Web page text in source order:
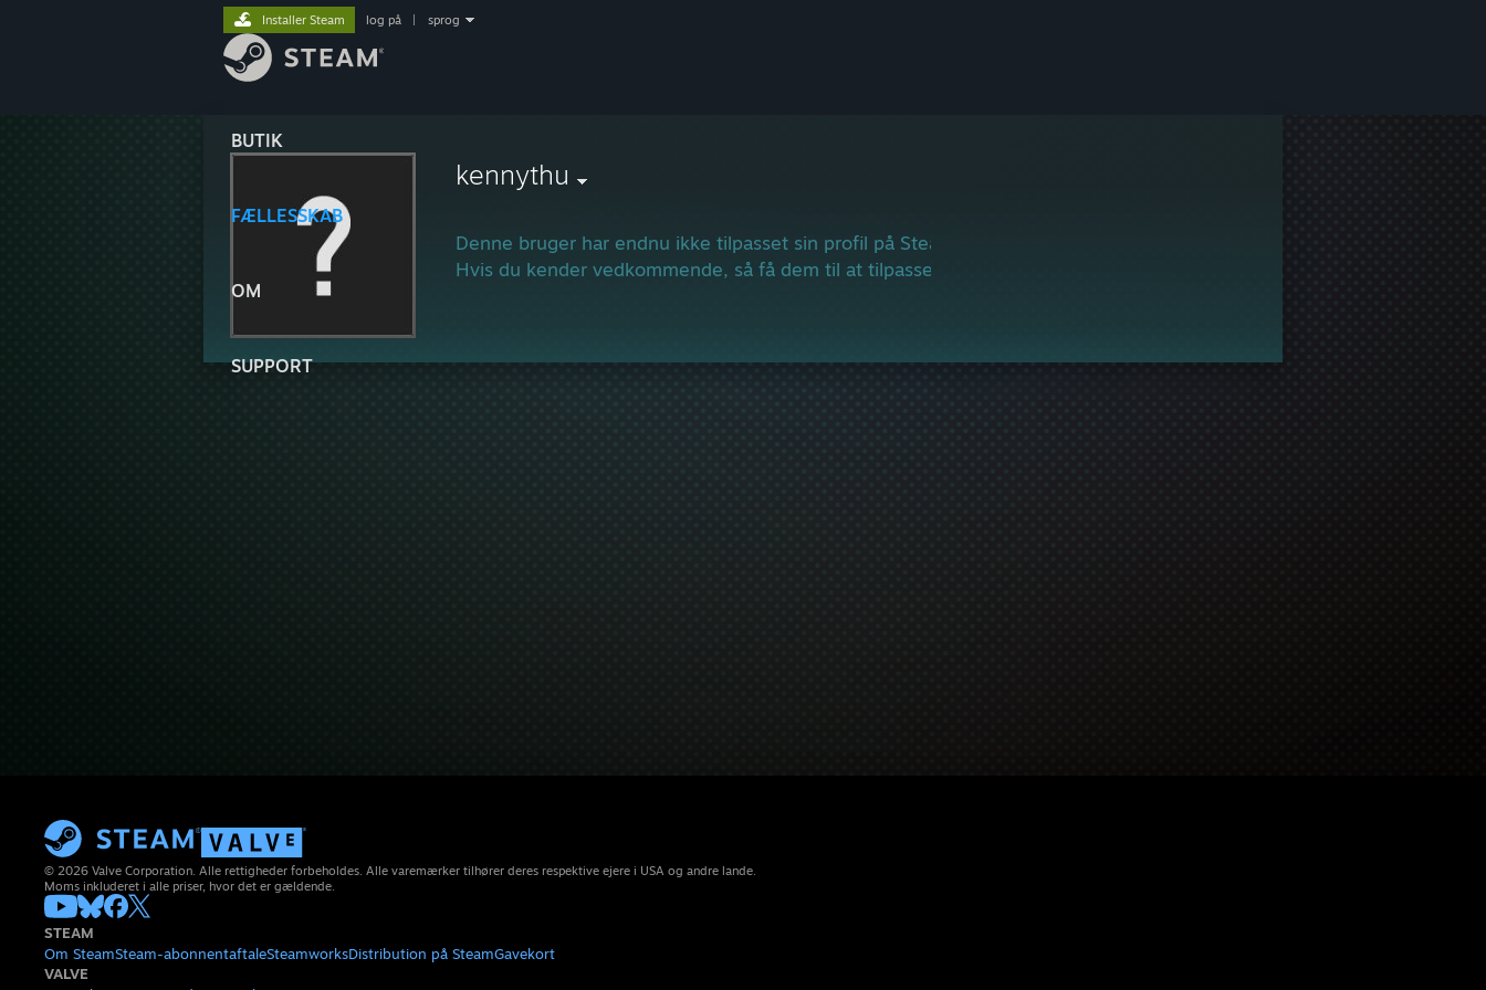
BUTIK
FÆLLESSKAB
OM
SUPPORT
Installer Steam log på sprog
kennythu
Denne bruger har endnu ikke tilpasset sin profil på Steam-fællesskabet.
Hvis du kender vedkommende, så få dem til at tilpasse deres profil og deltage i spilfællesskabet!
© 2026 Valve Corporation. Alle rettigheder forbeholdes. Alle varemærker tilhører deres respektive ejere i USA og andre lande.
Moms inkluderet i alle priser, hvor det er gældende.
STEAM
Om SteamSteam-abonnentaftaleSteamworksDistribution på SteamGavekort
VALVE